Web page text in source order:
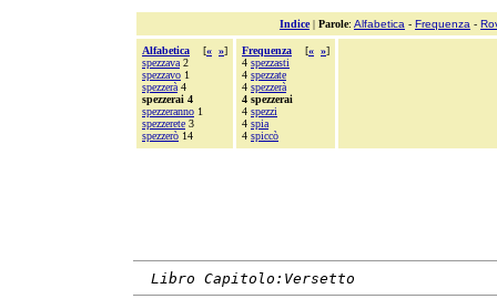
Indice| Parole: Alfabetica - Frequenza -
Alfabetica [« »]
spezzava 2
spezzavo 1
spezzerà 4
spezzerai 4
spezzeranno 1
spezzerete 3
spezzerò 14
Frequenza [« »]
4 spezzasti
4 spezzate
4 spezzerà
4 spezzerai
4 spezzi
4 spia
4 spiccò
Libro Capitolo:Versetto